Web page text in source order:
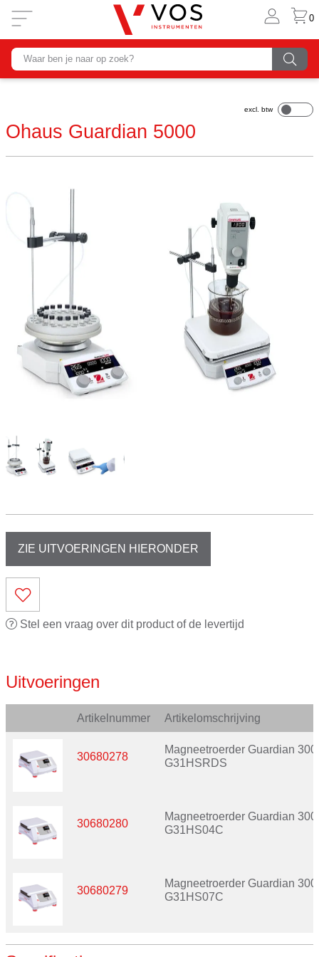
0
Ohaus Guardian 5000
ZIE UITVOERINGEN HIERONDER
Stel een vraag over dit product of de levertijd
Uitvoeringen
Artikelnummer Artikelomschrijving
30680278
Magneetroerder Guardian
G31HSRDS
30680280
Magneetroerder Guardian
G31HS04C
30680279
Magneetroerder Guardian
G31HS07C